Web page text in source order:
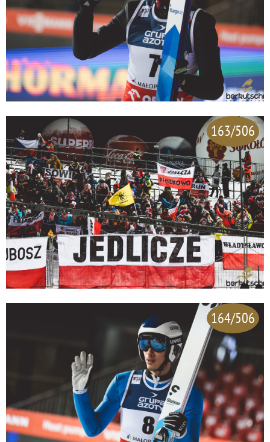
163/506
164/506